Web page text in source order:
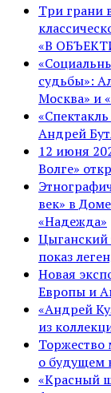
Три грани
«В
судьбы»:
Москва» и
Андрей
12 июня
Волге»
век» в
«Надежда»
Цыганский
показ
Новая
Европы и
«Андрей
из
Торжество
о будущем
«Красный